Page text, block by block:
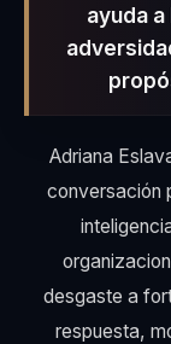
ayuda
Adriana
conversación
desgaste a
respuesta,